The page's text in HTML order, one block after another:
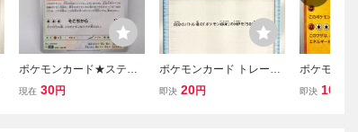
ポケモンカード★ステラ
ミラクル 081/102 バッフ
現在 30円
ポケモンカード トレーナ
ー グレートポーション 08
即決 20円
ポケモンカ
ローブシン
即決 10